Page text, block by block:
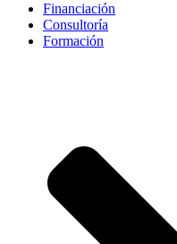
Financiación
Consultoría
Formación